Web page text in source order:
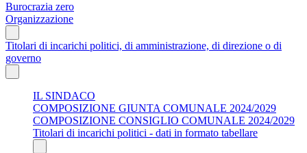
Burocrazia zero
Organizzazione
Titolari di incarichi politici, di amministrazione, di direzione o di
governo
IL SINDACO
COMPOSIZIONE GIUNTA COMUNALE 2024/2029
COMPOSIZIONE CONSIGLIO COMUNALE 2024/2029
Titolari di incarichi politici - dati in formato tabellare